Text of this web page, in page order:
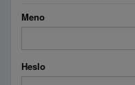
Meno
Heslo